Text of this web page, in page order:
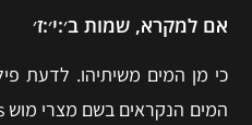
אם למקרא, שמות ב׳:י׳:ז׳
כי מן המים משיתיהו. לדעת